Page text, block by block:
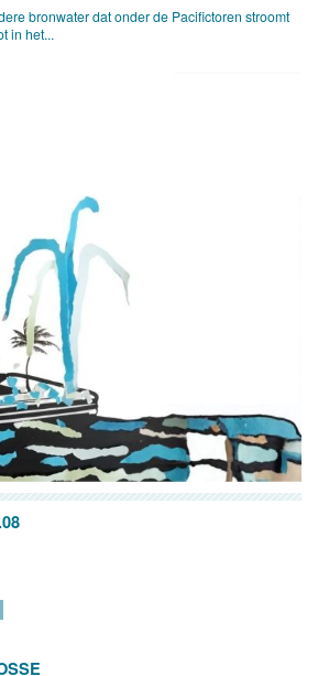
bronwater dat onder de Pacifictoren stroomt
in het...